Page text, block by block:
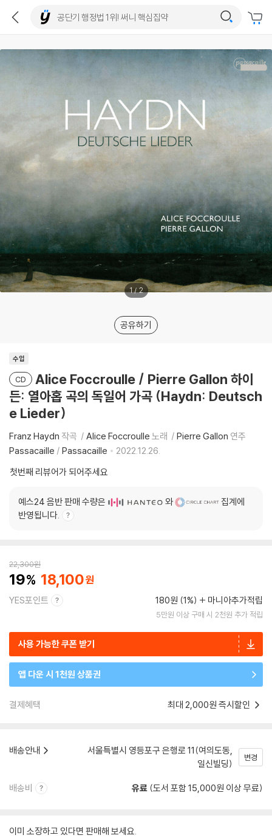
1/2
공유하기
수입
CD
Alice Foccroulle / Pierre Gallon 하이
든: 열아홉 곡의 독일어 가곡 (Haydn: Deutsch
e Lieder)
Franz Haydn 작곡 Alice Foccroulle 노래 Pierre Gallon 연주
Passacaille / Passacaille
2022.12.26.
첫번째 리뷰어가 되어주세요
예스24 음반 판매 수량은 와
집계에
반영됩니다.
22,300원
19 18,100
YES포인트 180원 (1%) 마니아추가적립
5만원 이상 구매 시 2천원 추가 적립
사용 가능한 쿠폰 받기
앱 다운 시 1천원 상품권
결제혜택 최대 2,000원 즉시할인
배송안내
서울특별시 영등포구 은행로 11(여의도동,
일신빌딩)
변경
배송비 유료 (도서 포함 15,000원 이상 무료)
이미 소장하고 있다면 판매해 보세요.